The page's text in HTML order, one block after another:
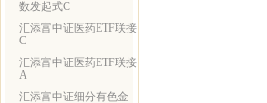
数发起式C
汇添富中证医药ETF联接
C
汇添富中证医药ETF联接
A
汇添富中证细分有色金